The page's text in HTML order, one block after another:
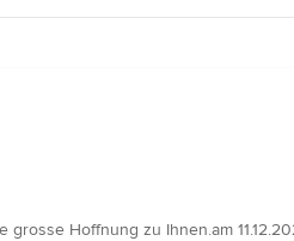
Hoffnung zu Ihnen.am